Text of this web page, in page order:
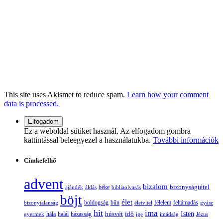
This site uses Akismet to reduce spam. Learn how your comment
data is processed.
Ez a weboldal sütiket használ. Az elfogadom gombra
kattintással beleegyezel a használatukba. További információk
Címkefelhő
advent ajándék áldás béke bibliaolvasás bizalom bizonyságtétel
bizonytalanság böjt boldogság bűn élet életvitel félelem feltámadás gyász
gyermek hála halál házasság hit húsvét idő ige ima imádság Isten Jézus